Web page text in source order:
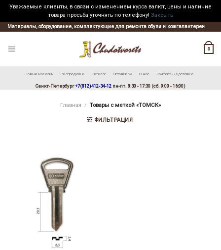
Уважаемые клиенты, в связи с изменением курса валют, цены и наличие
товара просьба уточнять по телефону! Закрыть
Skip
to
Материалы, оборудование, комплектующие для ремонта обуви и кожгалантереи
0
Новый магазин Распродажа Каталог Оптовикам О нас Контакты/Доставка
Санкт-Петербург+7(812)412-34-12 пн-пт. 8:30 - 17:30 (сб. 9:00 - 16:00)
Главная / Товары с меткой «ТОМСК»
ФИЛЬТРАЦИЯ